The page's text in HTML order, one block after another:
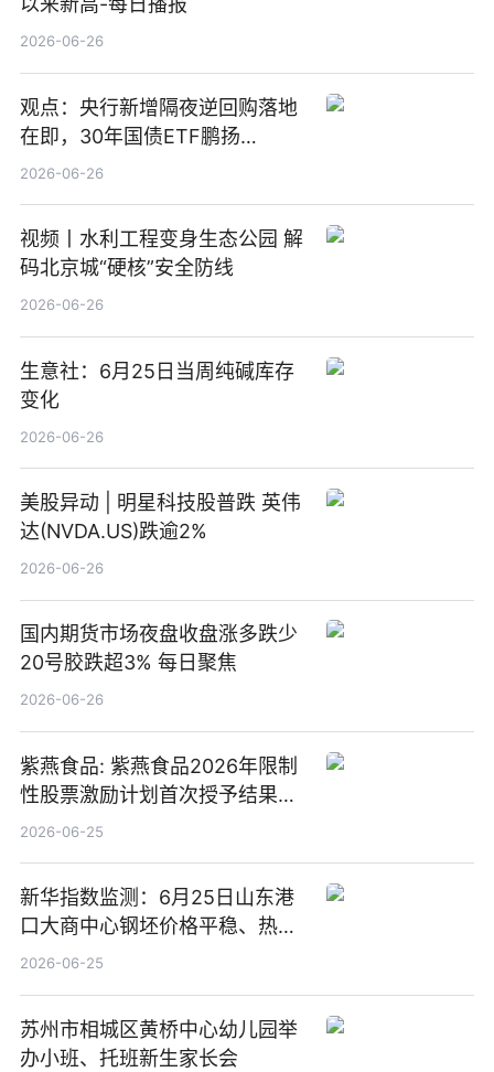
2026-06-26
观点：央行新增隔夜逆回购落地
在即，30年国债ETF鹏扬
(511090) 盘中小幅上涨
2026-06-26
视频丨水利工程变身生态公园 解
码北京城“硬核”安全防线
2026-06-26
生意社：6月25日当周纯碱库存
变化
2026-06-26
美股异动 | 明星科技股普跌 英伟
达(NVDA.US)跌逾2%
2026-06-26
国内期货市场夜盘收盘涨多跌少
20号胶跌超3% 每日聚焦
2026-06-26
紫燕食品: 紫燕食品2026年限制
性股票激励计划首次授予结果公
告-微资讯
2026-06-25
新华指数监测：6月25日山东港
口大商中心钢坯价格平稳、热轧
C料价格微幅下跌
2026-06-25
苏州市相城区黄桥中心幼儿园举
办小班、托班新生家长会